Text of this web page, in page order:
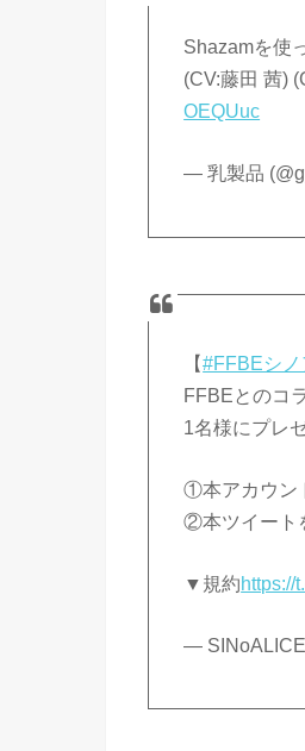
Shazamを使
(CV:藤田 茜)
OEQUuc
— 乳製品
【#FFBEシ
FFBEとのコ
1名様にプレ
①本アカウン
②本ツイート
▼規約https://
—